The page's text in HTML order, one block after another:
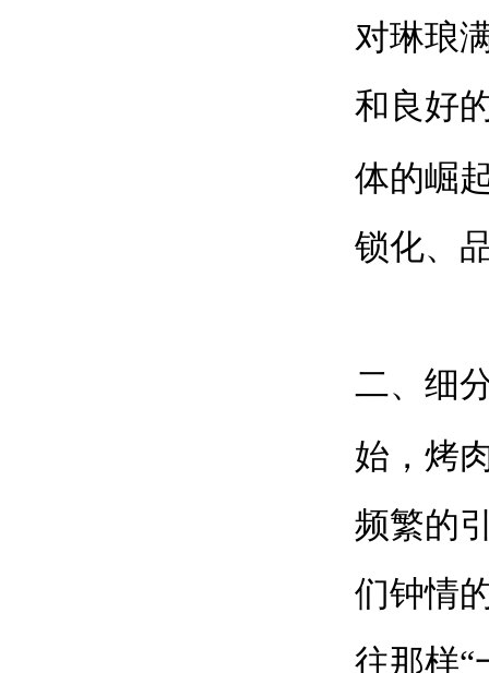
对琳琅
和良好
体的崛
锁化、
二、细
始，烤
频繁的
们钟情
往那样“